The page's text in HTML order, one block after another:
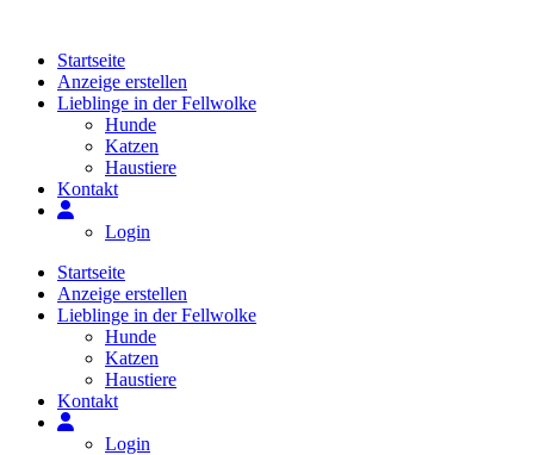
springenStartseite
Anzeige erstellen
Lieblinge in der Fellwolke
Hunde
Katzen
Haustiere
Kontakt
Login
Startseite
Anzeige erstellen
Lieblinge in der Fellwolke
Hunde
Katzen
Haustiere
Kontakt
Login